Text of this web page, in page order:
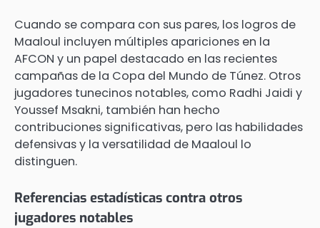
Cuando se compara con sus pares, los logros de
Maaloul incluyen múltiples apariciones en la
AFCON y un papel destacado en las recientes
campañas de la Copa del Mundo de Túnez. Otros
jugadores tunecinos notables, como Radhi Jaidi y
Youssef Msakni, también han hecho
contribuciones significativas, pero las habilidades
defensivas y la versatilidad de Maaloul lo
distinguen.
Referencias estadísticas contra otros
jugadores notables